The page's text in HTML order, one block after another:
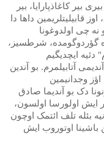
بیر کاغاذپارایا، بیر
قابیلیتلریمین داها دا
نه چی اولدوغونا
گؤردوگومده، شرطسیز،
دئیه ایچدیگیم
آتابیلمرم. بو آندین
وجدانیمین
دک بو آندیما صادق
ایش اولورسا اولسون،
بئله تلف ائتمک اوچون
باشینا اوتوروب ایش